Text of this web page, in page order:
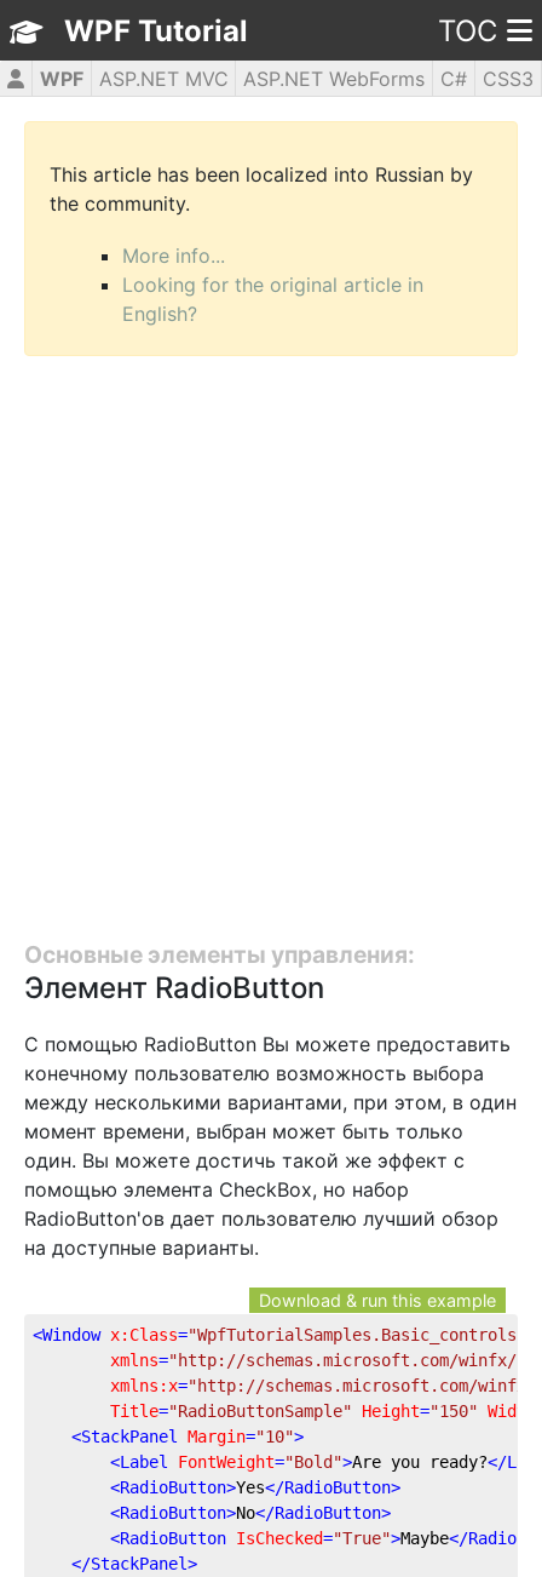
WPF Tutorial TOC
WPF ASP.NET MVC ASP.NET WebForms C#
CSS3
HTML5
JavaScript jQuery PHP5
This article has been localized into Russian by
the community.
More info...
Looking for the original article in
English?
Основные элементы управления:
Элемент RadioButton
С помощью RadioButton Вы можете предоставить
конечному пользователю возможность выбора
между несколькими вариантами, при этом, в один
момент времени, выбран может быть только
один. Вы можете достичь такой же эффект с
помощью элемента CheckBox, но набор
RadioButton'ов дает пользователю лучший обзор
на доступные варианты.
Download & run this example
<Window x:Class=
xmlns="http://schemas.microsoft.com/winfx/
xmlns:x="http://schemas.microsoft.com/winfx/
Title="RadioButtonSample" Height="150" Width
<StackPanel Margin="10">
<Label FontWeight="Bold">Are you ready?</
<RadioButton>Yes</RadioButton>
<RadioButton>No</RadioButton>
<RadioButton IsChecked="True">Maybe</
</StackPanel>